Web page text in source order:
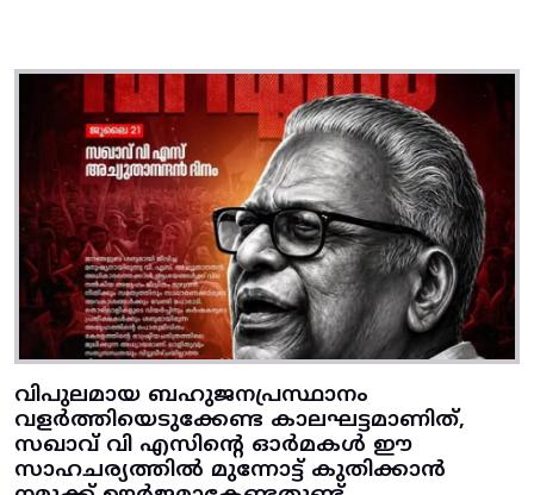
വിപുലമായ ബഹുജനപ്രസ്ഥാനം
വളർത്തിയെടുക്കേണ്ട കാലഘട്ടമാണിത്,
സഖാവ് വി എസിന്റെ ഓർമകൾ ഈ
സാഹചര്യത്തിൽ മുന്നോട്ട്‌ കുതിക്കാൻ